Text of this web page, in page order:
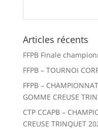
Articles récents
FFPB Finale
FFPB – TOURNOI
FFPB –
GOMME CREUSE
CTP CCAPB –
CREUSE TRINQUET